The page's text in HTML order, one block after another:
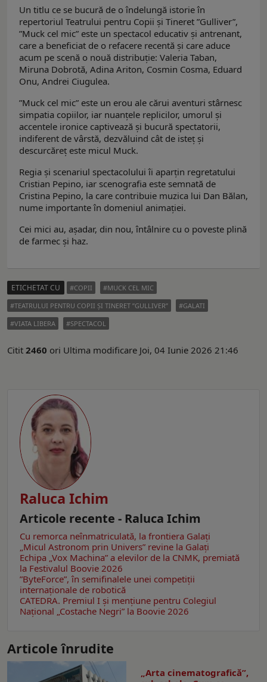
Un titlu ce se bucură de o îndelungă istorie în
repertoriul Teatrului pentru Copii și Tineret ”Gulliver”,
”Muck cel mic” este un spectacol educativ și antrenant,
care a beneficiat de o refacere recentă și care aduce
acum pe scenă o nouă distribuție: Valeria Taban,
Miruna Dobrotă, Adina Ariton, Cosmin Cosma, Eduard
Onu, Andrei Ciugulea.
”Muck cel mic” este un erou ale cărui aventuri stârnesc
simpatia copiilor, iar nuanțele replicilor, umorul și
accentele ironice captivează și bucură spectatorii,
indiferent de vârstă, dezvăluind cât de isteț și
descurcăreț este micul Muck.
Regia și scenariul spectacolului îi aparțin regretatului
Cristian Pepino, iar scenografia este semnată de
Cristina Pepino, la care contribuie muzica lui Dan Bălan,
nume importante în domeniul animației.
Cei mici au, așadar, din nou, întâlnire cu o poveste plină
de farmec și haz.
ETICHETAT CU COPII
MUCK CEL MIC
TEATRULUI PENTRU COPII ȘI TINERET ”GULLIVER”
GALATI
VIATA LIBERA
SPECTACOL
Citit 2460 ori Ultima modificare Joi, 04 Iunie 2026 21:46
Raluca Ichim
Articole recente - Raluca Ichim
Cu remorca neînmatriculată, la frontiera Galați
„Micul Astronom prin Univers” revine la Galați
Echipa „Vox Machina” a elevilor de la CNMK, premiată
la Festivalul Boovie 2026
”ByteForce”, în semifinalele unei competiții
internaționale de robotică
CATEDRA. Premiul I și mențiune pentru Colegiul
Național „Costache Negri” la Boovie 2026
Articole înrudite
„Arta cinematografică”,